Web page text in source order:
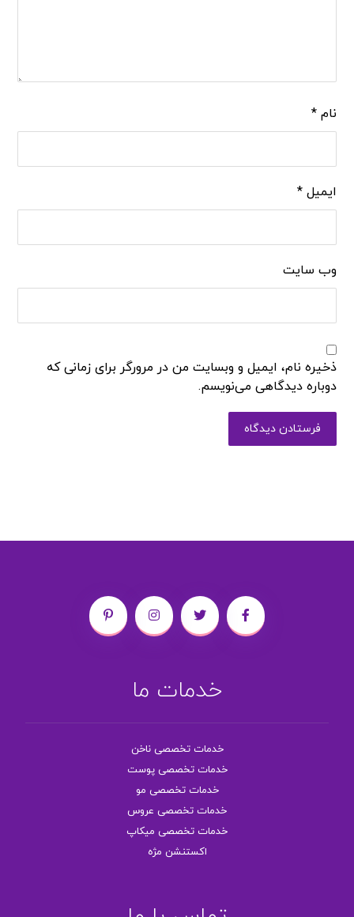
نام*
ایمیل*
وب‌ سایت
ذخیره نام، ایمیل و وبسایت من در مرورگر برای زمانی که
دوباره دیدگاهی می‌نویسم.
فرستادن دیدگاه
خدمات ما
خدمات تخصصی ناخن
خدمات تخصصی پوست
خدمات تخصصی مو
خدمات تخصصی عروس
خدمات تخصصی میکاپ
اکستنشن مژه